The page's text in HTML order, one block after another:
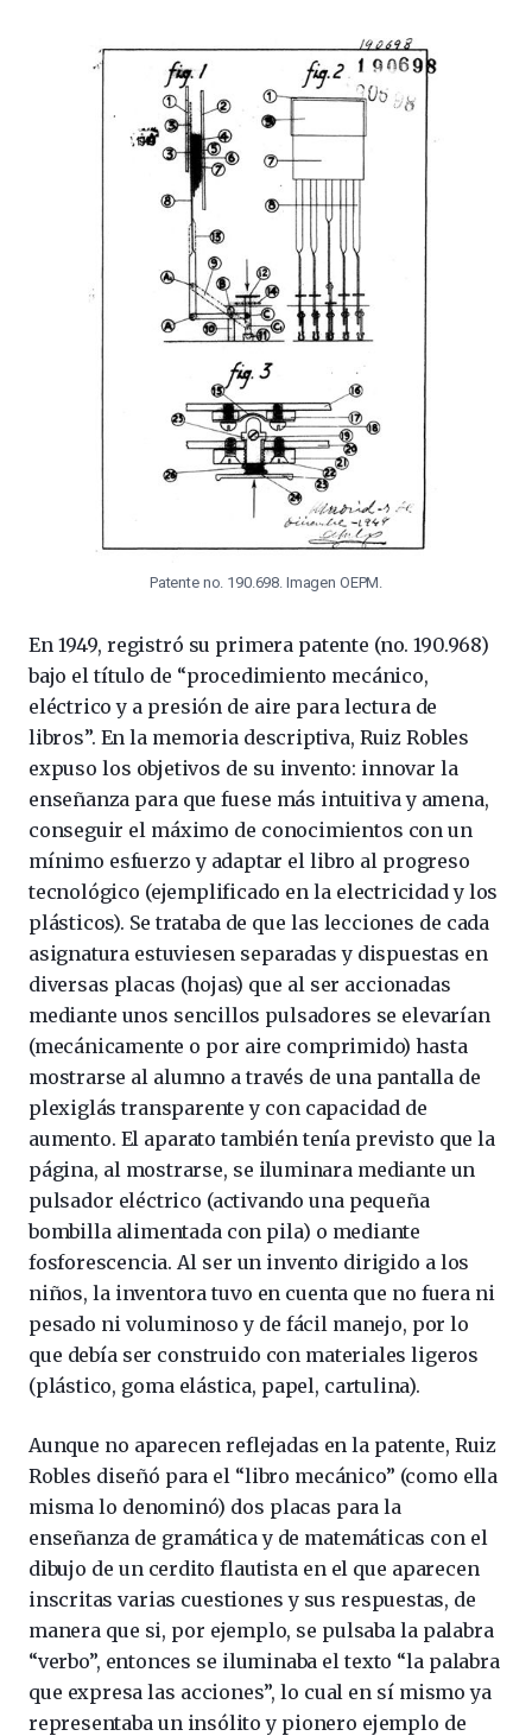
Patente no. 190.698. Imagen OEPM.
En 1949, registró su primera patente (no. 190.968)
bajo el título de “procedimiento mecánico,
eléctrico y a presión de aire para lectura de
libros”. En la memoria descriptiva, Ruiz Robles
expuso los objetivos de su invento: innovar la
enseñanza para que fuese más intuitiva y amena,
conseguir el máximo de conocimientos con un
mínimo esfuerzo y adaptar el libro al progreso
tecnológico (ejemplificado en la electricidad y los
plásticos). Se trataba de que las lecciones de cada
asignatura estuviesen separadas y dispuestas en
diversas placas (hojas) que al ser accionadas
mediante unos sencillos pulsadores se elevarían
(mecánicamente o por aire comprimido) hasta
mostrarse al alumno a través de una pantalla de
plexiglás transparente y con capacidad de
aumento. El aparato también tenía previsto que la
página, al mostrarse, se iluminara mediante un
pulsador eléctrico (activando una pequeña
bombilla alimentada con pila) o mediante
fosforescencia. Al ser un invento dirigido a los
niños, la inventora tuvo en cuenta que no fuera ni
pesado ni voluminoso y de fácil manejo, por lo
que debía ser construido con materiales ligeros
(plástico, goma elástica, papel, cartulina).
Aunque no aparecen reflejadas en la patente, Ruiz
Robles diseñó para el “libro mecánico” (como ella
misma lo denominó) dos placas para la
enseñanza de gramática y de matemáticas con el
dibujo de un cerdito flautista en el que aparecen
inscritas varias cuestiones y sus respuestas, de
manera que si, por ejemplo, se pulsaba la palabra
“verbo”, entonces se iluminaba el texto “la palabra
que expresa las acciones”, lo cual en sí mismo ya
representaba un insólito y pionero ejemplo de